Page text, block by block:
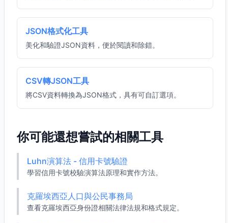
JSON格式化工具
美化和驗證JSON資料，便於閱讀和除錯。
CSV轉JSON工具
將CSV資料轉換為JSON格式，具有可自訂選項。
你可能還想嘗試的相關工具
Luhn演算法 - 信用卡號驗證
學習信用卡號校驗演算法原理和實作方法。
克羅埃西亞人口與公民事務局
查看克羅埃西亞身份證相關法律法規和格式規定。